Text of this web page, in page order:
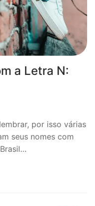
a Letra N:
por isso várias
seus nomes com